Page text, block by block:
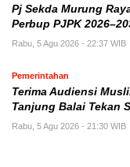
Pj Sekda Murung
Perbup PJPK
Rabu, 5 Agu 2026 - 22:37 WIB
Pemerintahan
Terima Audiensi
Tanjung Balai Tekan
Rabu, 5 Agu 2026 - 21:30 WIB